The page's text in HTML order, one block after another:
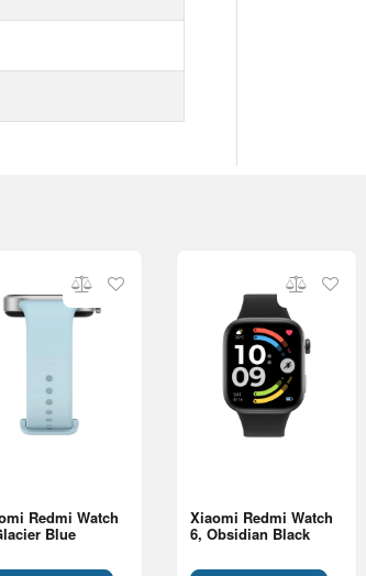
Redmi Watch
Blue
Xiaomi Redmi Watch
6, Obsidian Black